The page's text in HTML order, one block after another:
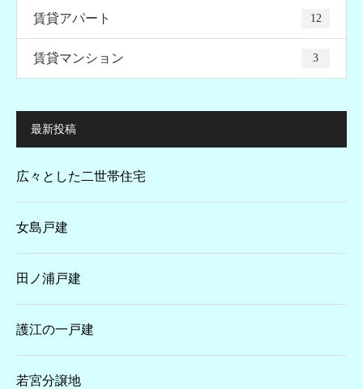
賃貸アパート 12
賃貸マンション 3
最新投稿
広々とした二世帯住宅
女島戸建
田ノ浦戸建
護江の一戸建
若宮分譲地